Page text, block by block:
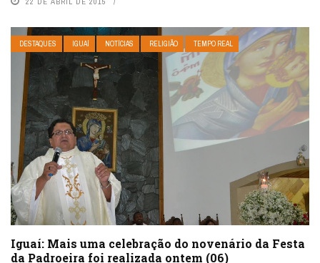
DESTAQUES IGUAÍ NOTÍCIAS RELIGIÃO TEMPO REAL
Iguaí: Mais uma celebração do novenário da Festa
da Padroeira foi realizada ontem (06)